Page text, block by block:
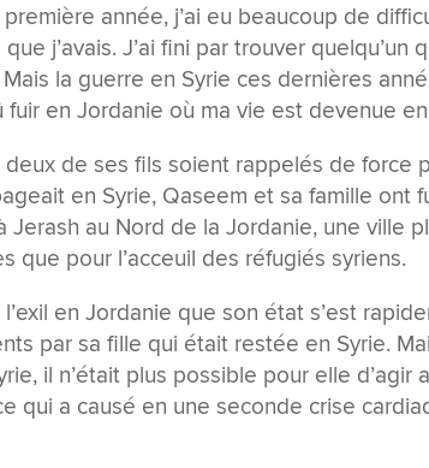
année, j’ai eu beaucoup de
j’avais. J’ai fini par trouver
la guerre en Syrie ces dernières
fuir en Jordanie où ma vie est devenue
de ses fils soient rappelés de force
en Syrie, Qaseem et sa famille ont
Jerash au Nord de la Jordanie, une ville
que pour l’acceuil des réfugiés syriens.
l’exil en Jordanie que son état s’est
par sa fille qui était restée en Syrie.
il n’était plus possible pour elle d’agir
qui a causé en une seconde crise